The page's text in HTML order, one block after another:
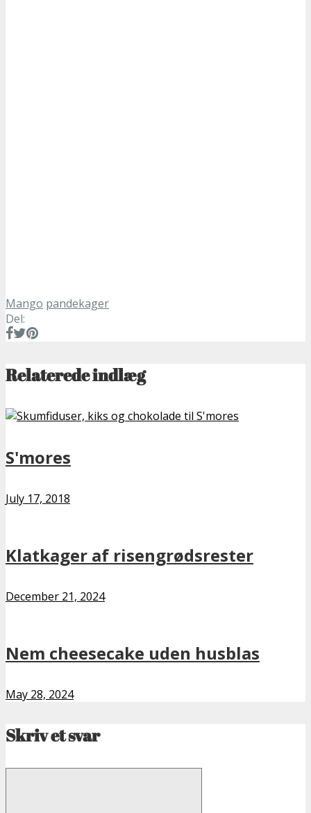
Mango pandekager
Del:
Relaterede indlæg
S'mores
July 17, 2018
Klatkager af risengrødsrester
December 21, 2024
Nem cheesecake uden husblas
May 28, 2024
Skriv et svar